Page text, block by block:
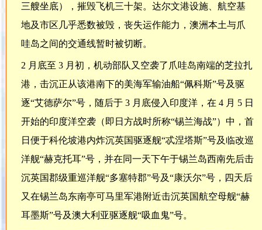
三艘坐底），摧毁飞机三十架。达尔文港设施、航空基
地及市区几乎悉数被毁，丧失运作能力，澳洲本土与爪
哇岛之间的交通线暂时被切断。
2 月底至 3 月初，机动部队又空袭了爪哇岛南端的芝拉扎
港，击沉正从该港南下的美海军输油船“佩科斯”号及驱
逐“艾德萨尔”号，随后于 3 月底侵入印度洋，在 4 月 5 日
开始的印度洋空袭（即日方战时所称“锡兰海战”）中，首
日便于科伦坡港内炸沉英国驱逐舰“忒涅塔斯”号及临改巡
洋舰“赫克托耳”号，并在同一天下午于锡兰岛西南先后击
沉英国郡级重巡洋舰“多塞特郡”号及“康沃尔”号，四天后
又在锡兰岛东南亭可马里军港附近击沉英国航空母舰“赫
耳墨斯”号及澳大利亚驱逐舰“吸血鬼”号。